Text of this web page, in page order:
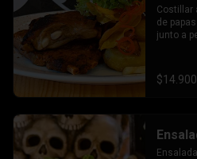
Costillar
de
junto a
$14.900